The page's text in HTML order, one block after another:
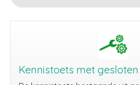
Kennistoets met